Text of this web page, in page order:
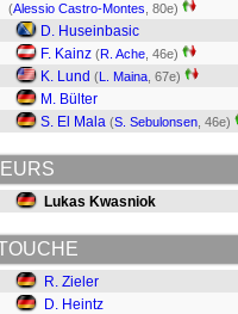
(Alessio Castro-Montes , 80e)
D. Huseinbasic
F. Kainz (R. Ache , 46e)
K. Lund (L. Maina , 67e)
M. Bülter
S. El Mala (S. Sebulonsen , 46e)
Lukas Kwasniok
R. Zieler
D. Heintz